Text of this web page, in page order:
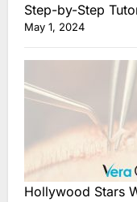
Step-by-Step
May 1, 2024
Hollywood Stars